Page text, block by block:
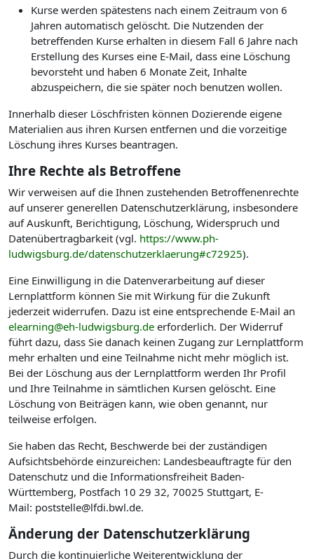
Kurse werden spätestens nach einem Zeitraum von 6
Jahren automatisch gelöscht. Die Nutzenden der
betreffenden Kurse erhalten in diesem Fall 6 Jahre nach
Erstellung des Kurses eine E-Mail, dass eine Löschung
bevorsteht und haben 6 Monate Zeit, Inhalte
abzuspeichern, die sie später noch benutzen wollen.
Innerhalb dieser Löschfristen können Dozierende eigene
Materialien aus ihren Kursen entfernen und die vorzeitige
Löschung ihres Kurses beantragen.
Ihre Rechte als Betroffene
Wir verweisen auf die Ihnen zustehenden Betroffenenrechte
auf unserer generellen Datenschutzerklärung, insbesondere
auf Auskunft, Berichtigung, Löschung, Widerspruch und
Datenübertragbarkeit (vgl. https://www.ph-
ludwigsburg.de/datenschutzerklaerung#c72925).
Eine Einwilligung in die Datenverarbeitung auf dieser
Lernplattform können Sie mit Wirkung für die Zukunft
jederzeit widerrufen. Dazu ist eine entsprechende E-Mail an
elearning@eh-ludwigsburg.de erforderlich. Der Widerruf
führt dazu, dass Sie danach keinen Zugang zur Lernplattform
mehr erhalten und eine Teilnahme nicht mehr möglich ist.
Bei der Löschung aus der Lernplattform werden Ihr Profil
und Ihre Teilnahme in sämtlichen Kursen gelöscht. Eine
Löschung von Beiträgen kann, wie oben genannt, nur
teilweise erfolgen.
Sie haben das Recht, Beschwerde bei der zuständigen
Aufsichtsbehörde einzureichen: Landesbeauftragte für den
Datenschutz und die Informationsfreiheit Baden-
Württemberg, Postfach 10 29 32, 70025 Stuttgart, E-
Mail: poststelle@lfdi.bwl.de.
Änderung der Datenschutzerklärung
Durch die kontinuierliche Weiterentwicklung der